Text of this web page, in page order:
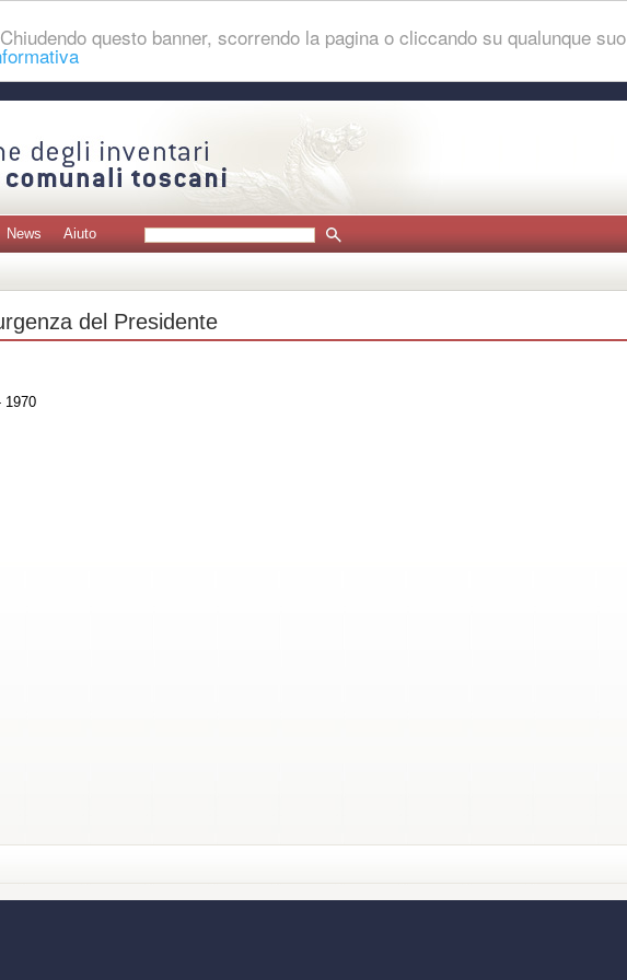
questo banner, scorrendo la pagina o cliccando su qualunque suo
News Aiuto
del Presidente
1970